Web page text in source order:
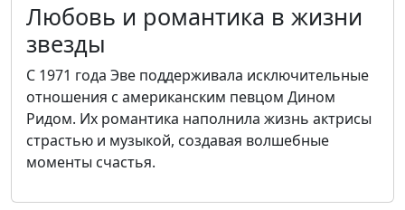
Любовь и романтика в жизни
звезды
С 1971 года Эве поддерживала исключительные
отношения с американским певцом Дином
Ридом. Их романтика наполнила жизнь актрисы
страстью и музыкой, создавая волшебные
моменты счастья.